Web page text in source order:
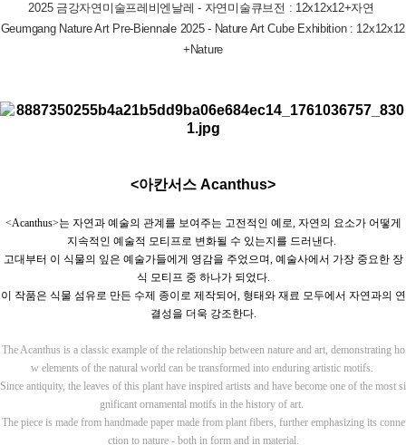
2025 금강자연미술프레비엔날레 - 자연미술큐브전 : 12x12x12+자연
Geumgang Nature Art Pre-Biennale 2025 - Nature Art Cube Exhibition : 12x12x12
+Nature
<아칸서스 Acanthus>
<Acanthus>는 자연과 예술의 관계를 보여주는 고전적인 예로, 자연의 요소가 어떻게
지속적인 예술적 모티프로 변화될 수 있는지를 드러낸다.
고대부터 이 식물의 잎은 예술가들에게 영감을 주었으며, 예술사에서 가장 중요한 장
식 모티프 중 하나가 되었다.
이 작품은 식물 섬유로 만든 수제 종이로 제작되어, 형태와 재료 모두에서 자연과의 연
결성을 더욱 강조한다.
The Acanthus is a classic example of the relationship between nature and art, demonstrating ho
w elements of the natural world can be transformed into enduring artistic motifs.
Since antiquity, the leaves of this plant have inspired artists and have become one of the most si
gnificant ornamental motifs in the history of art.
The piece is made from handmade paper made from plant fibers, further emphasizing its conne
ction to nature - both in form and in material.